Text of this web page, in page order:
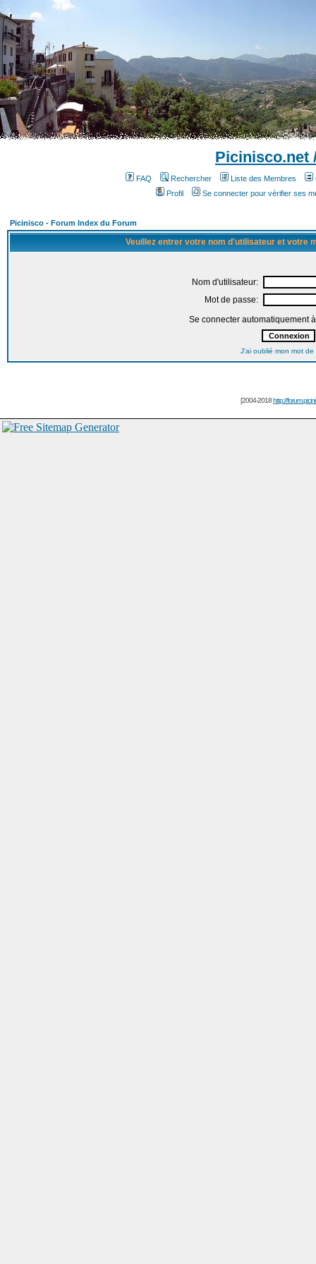
Picinisco.net
FAQ Rechercher Liste des Membres
Profil
Se connecter pour vérifier ses
Picinisco - Forum Index du Forum
Veuillez entrer votre nom d'utilisateur et votre
Nom d'utilisateur:
Mot de passe:
Se connecter automatiquement
J'ai oublié mon mot de
[2004-2018http://